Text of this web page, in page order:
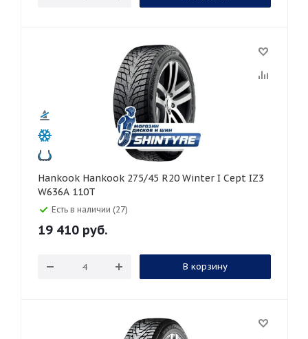
Hankook Hankook 275/45 R20 Winter I Cept IZ3
W636A 110T
Есть в наличии (27)
19 410 руб.
В корзину